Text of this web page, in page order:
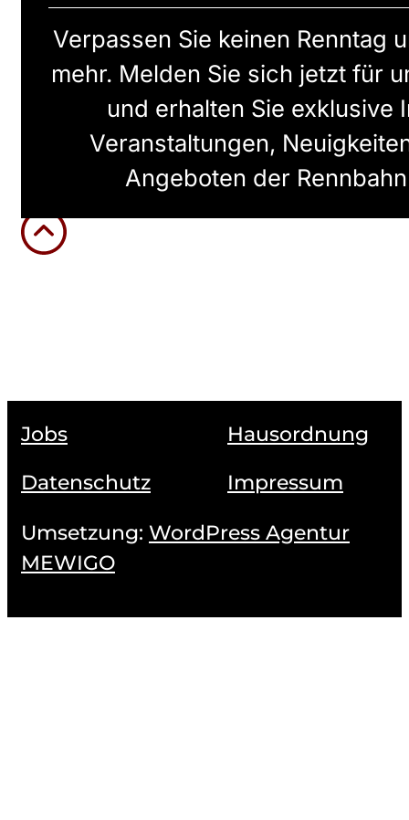
Verpassen Sie keinen Renntag
mehr. Melden Sie sich jetzt für
und erhalten Sie exklusive
Veranstaltungen,
Angeboten der
Jobs
Hausordnung
Datenschutz
Impressum
Umsetzung: WordPress Agentur
MEWIGO